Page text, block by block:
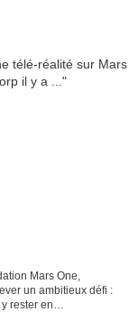
Mars One,
un ambitieux défi :
rester en